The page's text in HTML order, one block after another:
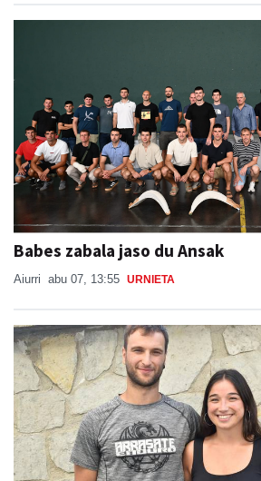
Babes zabala jaso du Ansak
Aiurri abu 07, 13:55 URNIETA